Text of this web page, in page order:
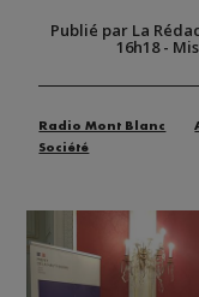
Publié par La
16h18-
Radio Mont Blanc
Société